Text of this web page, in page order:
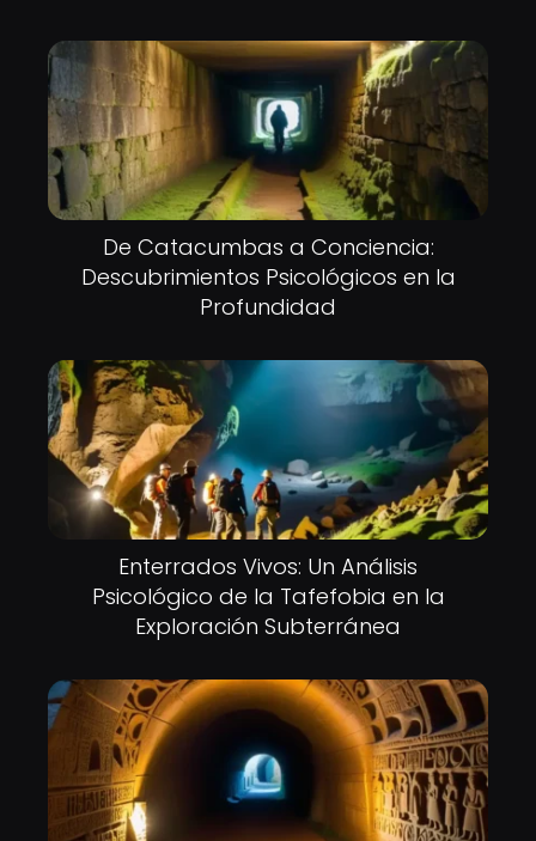
De Catacumbas a Conciencia:
Descubrimientos Psicológicos en la
Profundidad
Enterrados Vivos: Un Análisis
Psicológico de la Tafefobia en la
Exploración Subterránea